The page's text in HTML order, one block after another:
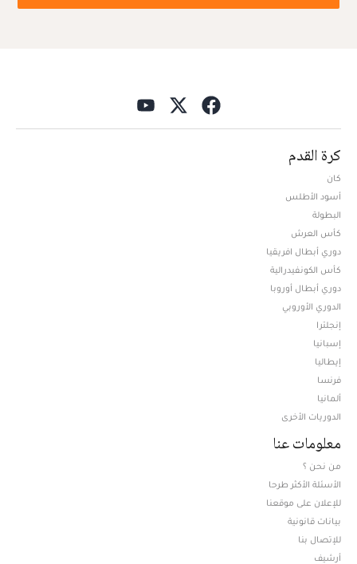
كرة القدم
كان
أسود الأطلس
البطولة
كأس العرش
دوري أبطال افريقيا
كأس الكونفيدرالية
دوري أبطال أوروبا
الدوري الأوروبي
إنجلترا
إسبانيا
إيطاليا
فرنسا
ألمانيا
الدوريات الأخرى
معلومات عنا
من نحن ؟
الأسئلة الأكثر طرحا
للإعلان على موقعنا
بيانات قانونية
للإتصال بنا
أرشيف